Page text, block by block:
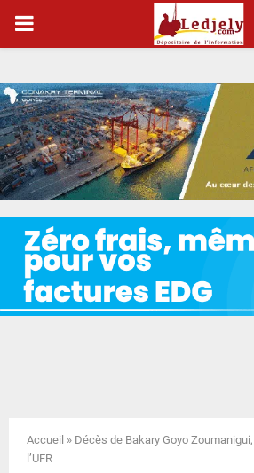
P
I
M
A
Y
N
Accueil » Décès de Bakary Goyo
l’UFR